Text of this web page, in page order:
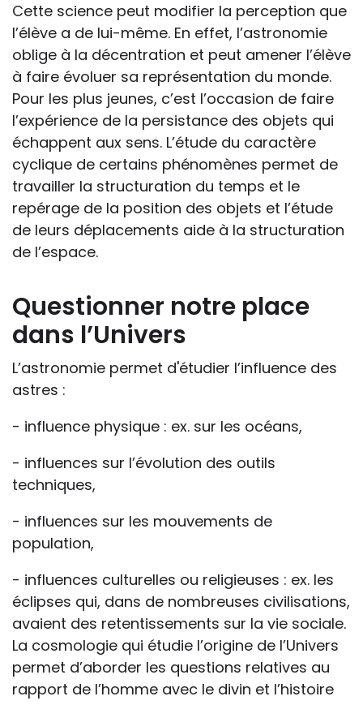
Cette science peut modifier la perception que
l’élève a de lui-même. En effet, l’astronomie
oblige à la décentration et peut amener l’élève
à faire évoluer sa représentation du monde.
Pour les plus jeunes, c’est l’occasion de faire
l’expérience de la persistance des objets qui
échappent aux sens. L’étude du caractère
cyclique de certains phénomènes permet de
travailler la structuration du temps et le
repérage de la position des objets et l’étude
de leurs déplacements aide à la structuration
de l’espace.
Questionner notre place
dans l’Univers
L’astronomie permet d'étudier l’influence des
astres :
- influence physique : ex. sur les océans,
- influences sur l’évolution des outils
techniques,
- influences sur les mouvements de
population,
- influences culturelles ou religieuses : ex. les
éclipses qui, dans de nombreuses civilisations,
avaient des retentissements sur la vie sociale.
La cosmologie qui étudie l’origine de l’Univers
permet d’aborder les questions relatives au
rapport de l’homme avec le divin et l’histoire